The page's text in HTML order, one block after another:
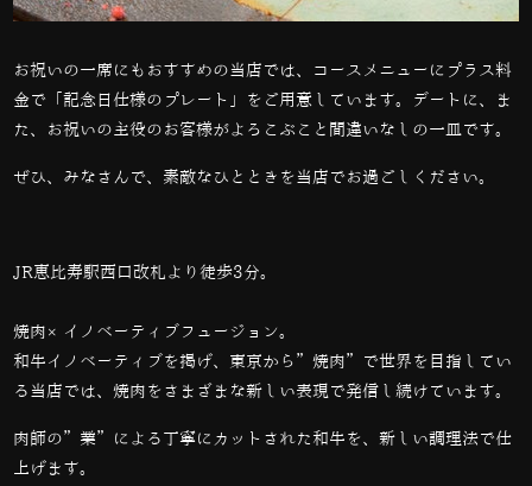
お祝いの一席にもおすすめの当店では、コースメニューにプラス料
金で「記念日仕様のプレート」をご用意しています。
デートに、ま
た、お祝いの主役のお客様がよろこぶこと間違いなしの一皿です。
ぜひ、みなさんで、素敵なひとときを当店でお過ごしください。
JR恵比寿駅西口改札より徒歩3分。
焼肉×イノベーティブフュージョン。
和牛イノベーティブを掲げ、東京から”焼肉”で世界を目指してい
る当店では、焼肉をさまざまな新しい表現で発信し続けています。
肉師の”業”による丁寧にカットされた和牛を、新しい調理法で仕
上げます。